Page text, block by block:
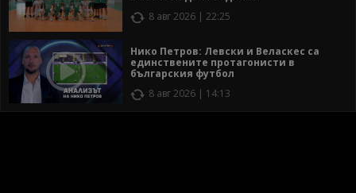
8 авг 2026 | 22:25
Нико Петров: Левски и Веласкес са
единствените протагонисти в
българския футбол
8 авг 2026 | 14:13